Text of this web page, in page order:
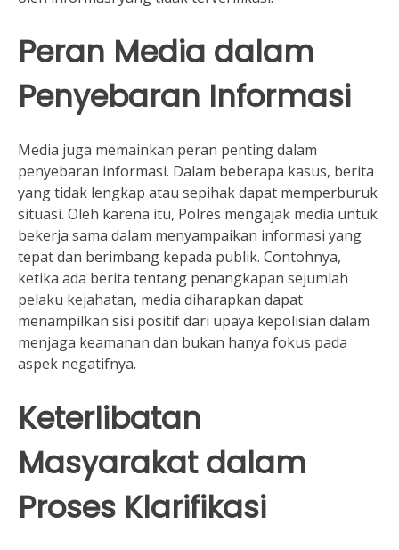
Peran Media dalam
Penyebaran Informasi
Media juga memainkan peran penting dalam
penyebaran informasi. Dalam beberapa kasus, berita
yang tidak lengkap atau sepihak dapat memperburuk
situasi. Oleh karena itu, Polres mengajak media untuk
bekerja sama dalam menyampaikan informasi yang
tepat dan berimbang kepada publik. Contohnya,
ketika ada berita tentang penangkapan sejumlah
pelaku kejahatan, media diharapkan dapat
menampilkan sisi positif dari upaya kepolisian dalam
menjaga keamanan dan bukan hanya fokus pada
aspek negatifnya.
Keterlibatan
Masyarakat dalam
Proses Klarifikasi